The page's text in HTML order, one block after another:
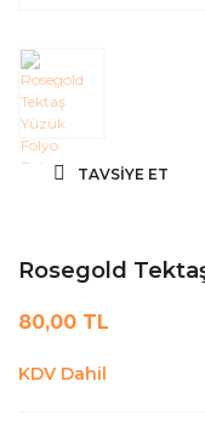
TAVSIYE ET
Rosegold
80,00 TL
KDV Dahil